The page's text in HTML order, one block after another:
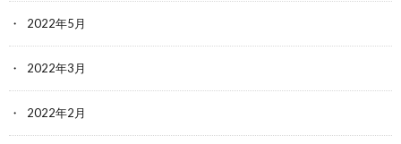
2022年5月
2022年3月
2022年2月